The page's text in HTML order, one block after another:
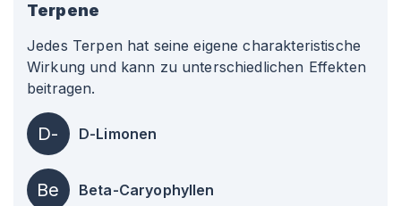
Terpene
Jedes Terpen hat seine eigene charakteristische
Wirkung und kann zu unterschiedlichen Effekten
beitragen.
D- D-Limonen
Be Beta-Caryophyllen